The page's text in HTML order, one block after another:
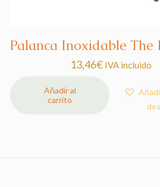
Palanca Inoxidable The
13,46€ IVA incluido
Añadir al
carrito